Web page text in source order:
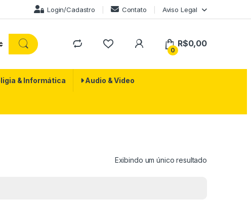
Login/Cadastro Contato Aviso Legal
0
R$0,00
& Informática Audio & Video
Exibindo um único resultado